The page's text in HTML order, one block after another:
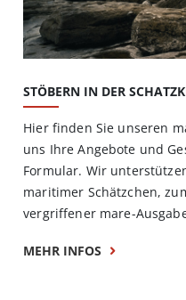
STÖBERN IN DER
Hier finden Sie unseren
uns Ihre Angebote und
Formular. Wir
maritimer Schätzchen,
vergriffener mare-
MEHR INFOS